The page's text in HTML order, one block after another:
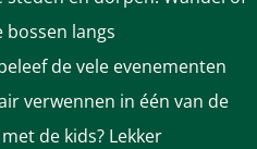
langs
de vele evenementen
verwennen in één van de
de kids? Lekker